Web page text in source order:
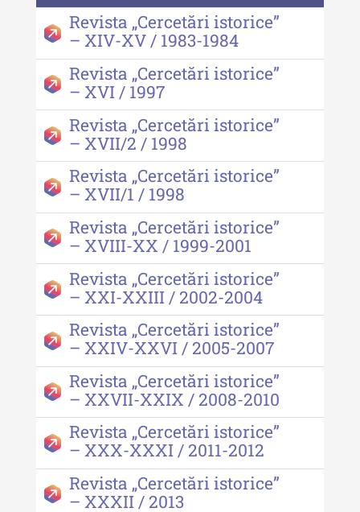
Revista „Cercetări istorice”
– XIV-XV / 1983-1984
Revista „Cercetări istorice”
– XVI / 1997
Revista „Cercetări istorice”
– XVII/2 / 1998
Revista „Cercetări istorice”
– XVII/1 / 1998
Revista „Cercetări istorice”
– XVIII-XX / 1999-2001
Revista „Cercetări istorice”
– XXI-XXIII / 2002-2004
Revista „Cercetări istorice”
– XXIV-XXVI / 2005-2007
Revista „Cercetări istorice”
– XXVII-XXIX / 2008-2010
Revista „Cercetări istorice”
– XXX-XXXI / 2011-2012
Revista „Cercetări istorice”
– XXXII / 2013